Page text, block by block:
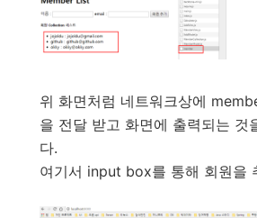
위 화면처럼 네트워크상에
을 전달 받고 화면에 출력되는 것
다.
여기서 input box를 통해 회원을